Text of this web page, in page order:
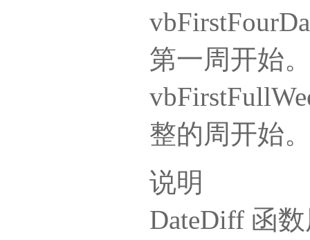
第一周开始
整的周开始
说明
DateDiff 函